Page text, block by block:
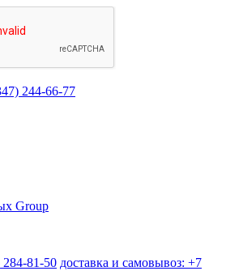
244-66-77
Group
81-50 доставка и самовывоз: +7